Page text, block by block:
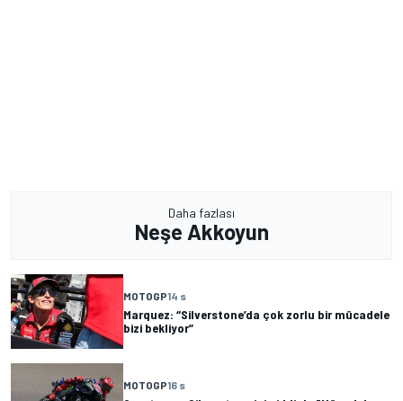
Daha fazlası
Neşe Akkoyun
MOTOGP14 s
Marquez: “Silverstone’da çok zorlu bir mücadele
bizi bekliyor”
MOTOGP16 s